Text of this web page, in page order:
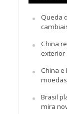
Queda
China
exterior
China e
Brasil
mira